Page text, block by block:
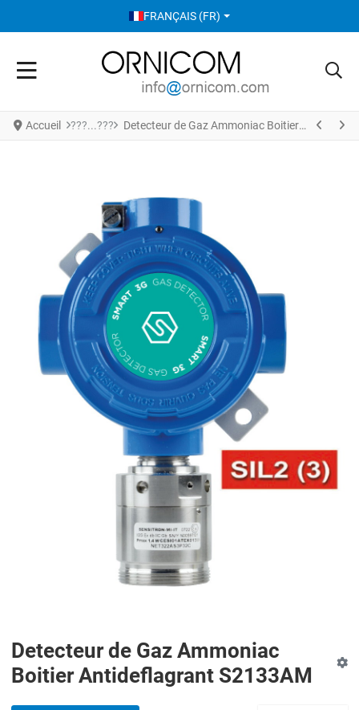
SÉLECTIONNEZ VOTRE LANGUE
FRANÇAIS (FR)
Accueil Detecteur de Gaz Ammoniac Boitier Antideflagrant S2133AM
Detecteur de Gaz Ammoniac
Boitier Antideflagrant S2133AM